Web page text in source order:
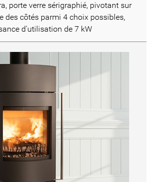
porte verre sérigraphié, pivotant sur
des côtés parmi 4 choix possibles,
d'utilisation de 7 kW